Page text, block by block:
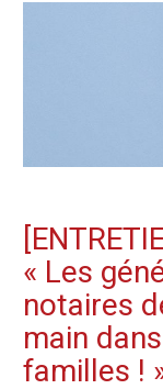
« Les
notaires
main
familles !